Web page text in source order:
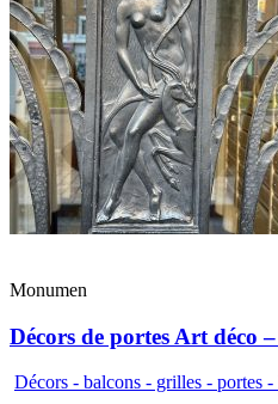
Monumen
Décors de portes Art déco
Décors - balcons - grilles - portes